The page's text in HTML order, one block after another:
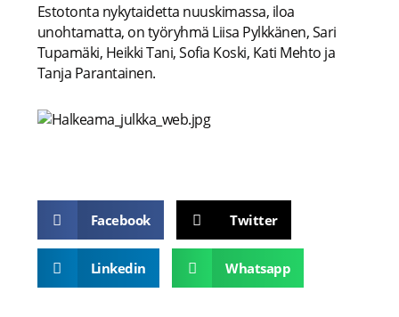
Estotonta nykytaidetta nuuskimassa, iloa
unohtamatta, on työryhmä Liisa Pylkkänen, Sari
Tupamäki, Heikki Tani, Sofia Koski, Kati Mehto ja
Tanja Parantainen.
Facebook Twitter
Linkedin Whatsapp